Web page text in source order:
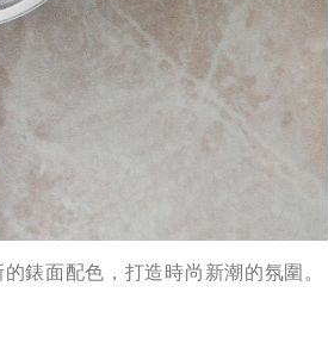
面配色，打造時尚新潮的氛圍。